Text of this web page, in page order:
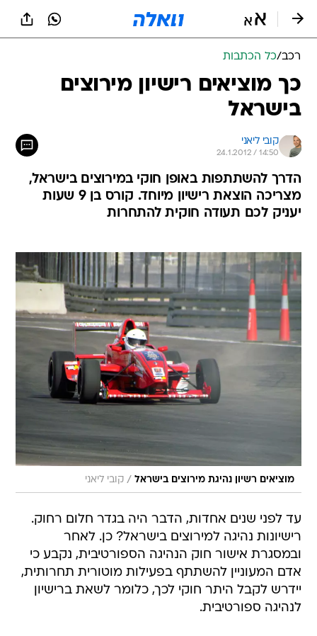
רכב/כל הכתבות
כך מוציאים רישיון מירוצים
בישראל
קובי ליאני
24.1.2012 / 14:50
הדרך להשתתפות באופן חוקי במירוצים בישראל,
מצריכה הוצאת רישיון מיוחד. קורס בן 9 שעות
יעניק לכם תעודה חוקית להתחרות
מוציאים רשיון נהיגת מירוצים בישראל / קובי ליאני
עד לפני שנים אחדות, הדבר היה בגדר חלום רחוק.
רישיונות נהיגה למירוצים בישראל? כן. לאחר
ובמסגרת אישור חוק הנהיגה הספורטיבית, נקבע כי
אדם המעוניין להשתתף בפעילות מוטורית תחרותית,
יידרש לקבל היתר חוקי לכך, כלומר לשאת ברישיון
לנהיגה ספורטיבית.